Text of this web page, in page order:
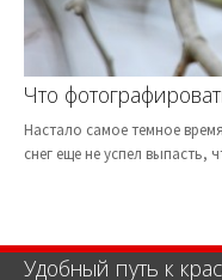
Что
Настало самое темное
снег еще не успел выпасть,
Удобный путь к